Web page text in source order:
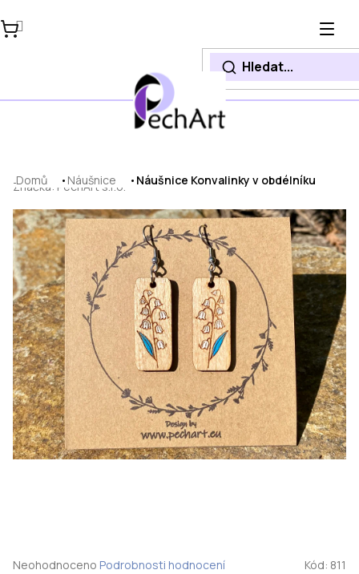
na
obsah
Domů Náušnice Náušnice Konvalinky v obdélníku
Značka: PechArt s.r.o.
Průměrné
Neohodnoceno Podrobnosti hodnocení Kód: 811